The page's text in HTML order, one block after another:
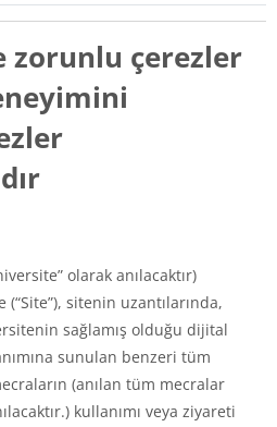
zorunlu çerezler
olarak anılacaktır)
sitenin uzantılarında,
sağlamış olduğu dijital
sunulan benzeri tüm
(anılan tüm mecralar
kullanımı veya ziyareti